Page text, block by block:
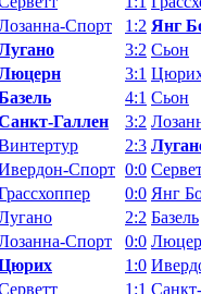
Спорт
1:2 Янг
3:2 Сьон
3:1
4:1 Сьон
Галлен
3:2
2:3
Спорт 0:0
0:0 Янг
2:2 Базель
Спорт
0:0
1:0
1:1